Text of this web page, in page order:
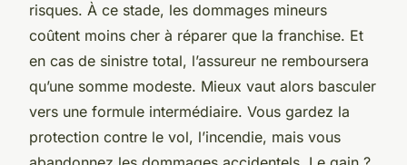
risques. À ce stade, les dommages mineurs
coûtent moins cher à réparer que la franchise. Et
en cas de sinistre total, l’assureur ne remboursera
qu’une somme modeste. Mieux vaut alors basculer
vers une formule intermédiaire. Vous gardez la
protection contre le vol, l’incendie, mais vous